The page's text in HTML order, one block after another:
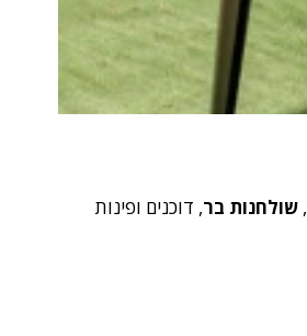
,שולחנות בר, דוכנים ופינות